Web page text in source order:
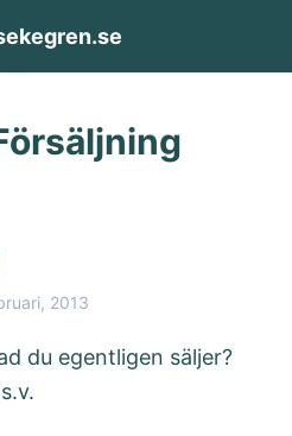
2013
du egentligen säljer?